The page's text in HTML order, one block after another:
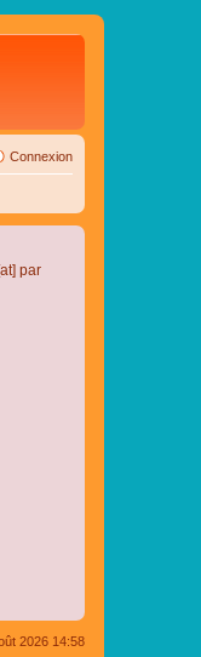
Connexion
par
2026 14:58